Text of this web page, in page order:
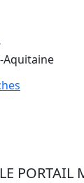
Aquitaine
PORTAIL